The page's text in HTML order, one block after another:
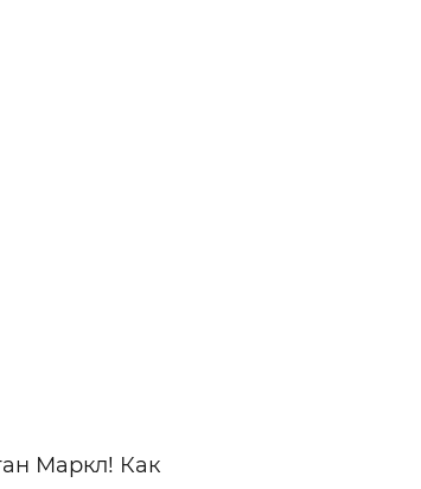
Маркл! Как